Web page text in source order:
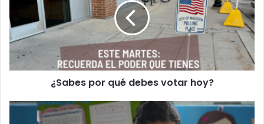
votar
hoy?
¿Sabes por qué debes votar hoy?
Perú
continua